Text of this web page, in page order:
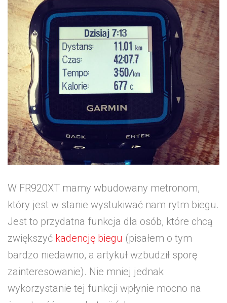
W FR920XT mamy wbudowany metronom,
który jest w stanie wystukiwać nam rytm biegu.
Jest to przydatna funkcja dla osób, które chcą
zwiększyć kadencję biegu (pisałem o tym
bardzo niedawno, a artykuł wzbudził sporę
zainteresowanie). Nie mniej jednak
wykorzystanie tej funkcji wpłynie mocno na